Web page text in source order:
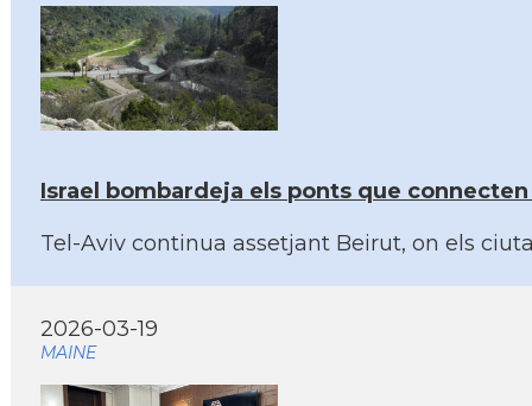
Israel bombardeja els ponts que
Tel-Aviv continua assetjant Beirut, on els
2026-03-19
MAINE